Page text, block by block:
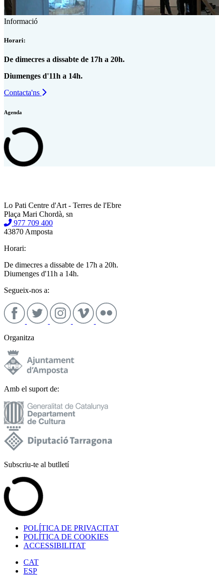
Informació
Horari:
De dimecres a dissabte de 17h a 20h.
Diumenges d'11h a 14h.
Contacta'ns
Agenda
Lo Pati Centre d'Art - Terres de l'Ebre
Plaça Mari Chordà, sn
977 709 400
43870 Amposta
Horari:
De dimecres a dissabte de 17h a 20h.
Diumenges d'11h a 14h.
Segueix-nos a:
Organitza
Amb el suport de:
Subscriu-te al butlletí
POLÍTICA DE PRIVACITAT
POLÍTICA DE COOKIES
ACCESSIBILITAT
CAT
ESP